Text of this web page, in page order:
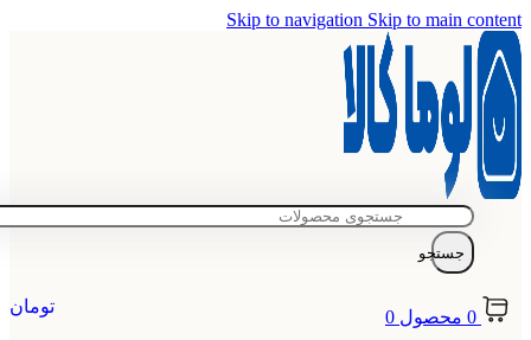
Skip to navigation Skip to main content
جستجو
0 محصول 0
تومان